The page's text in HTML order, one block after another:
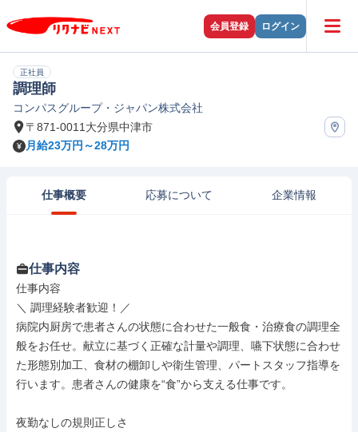
会員登録 ログイン
正社員
調理師
コンパスグループ・ジャパン株式会社
〒871-0011大分県中津市
月給23万円～28万円
仕事概要 応募について 企業情報
仕事内容
仕事内容
＼ 調理経験者歓迎！／
病院内厨房で患者さんの状態に合わせた一般食・治療食の調理全
般をお任せ。献立に基づく正確な計量や調理、嚥下状態に合わせ
た形態別加工、食材の棚卸しや衛生管理、パートスタッフ指導を
行います。患者さんの健康を“食”から支える仕事です。
夜勤なしの規則正しさ